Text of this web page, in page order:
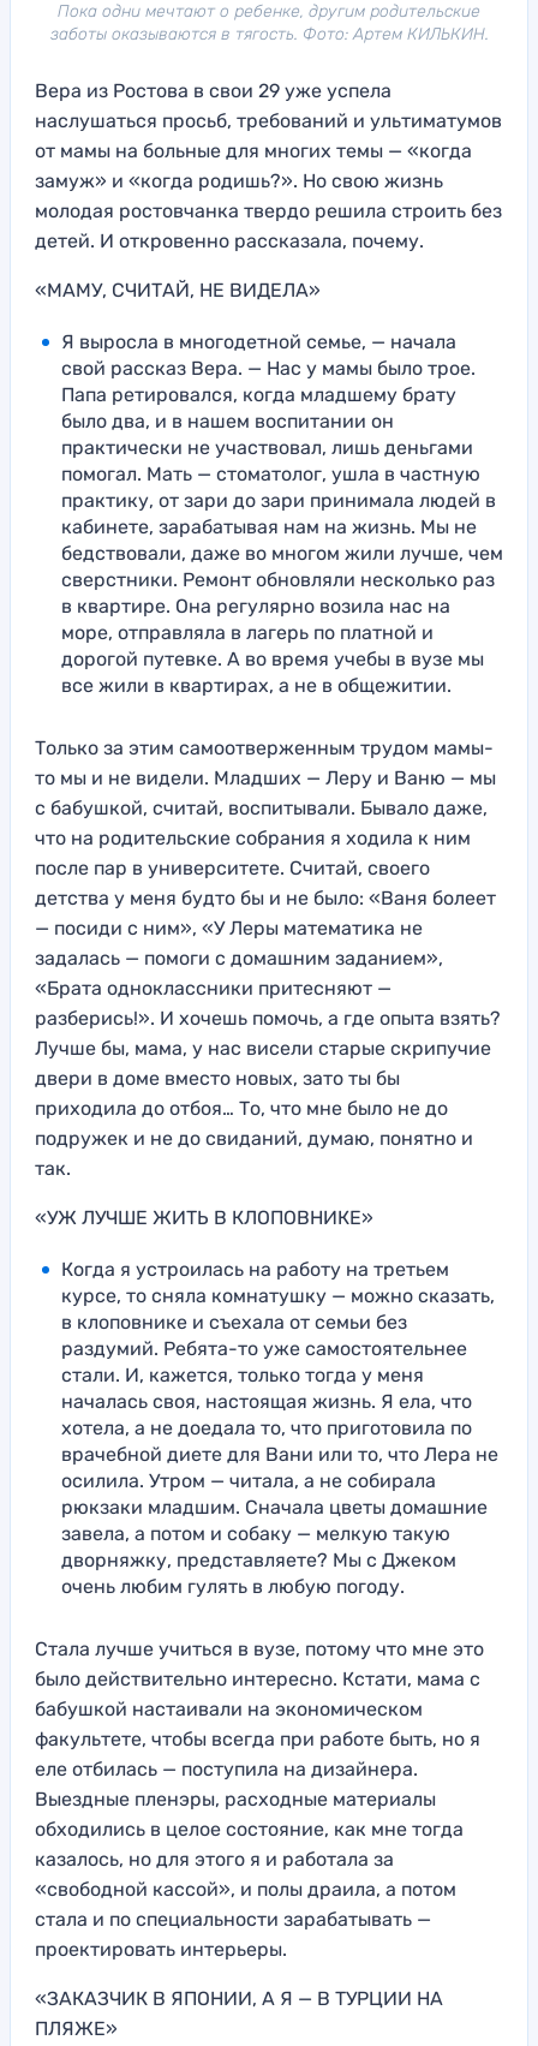
Пока одни мечтают о ребенке, другим родительские
заботы оказываются в тягость. Фото: Артем КИЛЬКИН.
Вера из Ростова в свои 29 уже успела
наслушаться просьб, требований и ультиматумов
от мамы на больные для многих темы — «когда
замуж» и «когда родишь?». Но свою жизнь
молодая ростовчанка твердо решила строить без
детей. И откровенно рассказала, почему.
«МАМУ, СЧИТАЙ, НЕ ВИДЕЛА»
Я выросла в многодетной семье, — начала
свой рассказ Вера. — Нас у мамы было трое.
Папа ретировался, когда младшему брату
было два, и в нашем воспитании он
практически не участвовал, лишь деньгами
помогал. Мать — стоматолог, ушла в частную
практику, от зари до зари принимала людей в
кабинете, зарабатывая нам на жизнь. Мы не
бедствовали, даже во многом жили лучше, чем
сверстники. Ремонт обновляли несколько раз
в квартире. Она регулярно возила нас на
море, отправляла в лагерь по платной и
дорогой путевке. А во время учебы в вузе мы
все жили в квартирах, а не в общежитии.
Только за этим самоотверженным трудом мамы-
то мы и не видели. Младших — Леру и Ваню — мы
с бабушкой, считай, воспитывали. Бывало даже,
что на родительские собрания я ходила к ним
после пар в университете. Считай, своего
детства у меня будто бы и не было: «Ваня болеет
— посиди с ним», «У Леры математика не
задалась — помоги с домашним заданием»,
«Брата одноклассники притесняют —
разберись!». И хочешь помочь, а где опыта взять?
Лучше бы, мама, у нас висели старые скрипучие
двери в доме вместо новых, зато ты бы
приходила до отбоя… То, что мне было не до
подружек и не до свиданий, думаю, понятно и
так.
«УЖ ЛУЧШЕ ЖИТЬ В КЛОПОВНИКЕ»
Когда я устроилась на работу на третьем
курсе, то сняла комнатушку — можно сказать,
в клоповнике и съехала от семьи без
раздумий. Ребята-то уже самостоятельнее
стали. И, кажется, только тогда у меня
началась своя, настоящая жизнь. Я ела, что
хотела, а не доедала то, что приготовила по
врачебной диете для Вани или то, что Лера не
осилила. Утром — читала, а не собирала
рюкзаки младшим. Сначала цветы домашние
завела, а потом и собаку — мелкую такую
дворняжку, представляете? Мы с Джеком
очень любим гулять в любую погоду.
Стала лучше учиться в вузе, потому что мне это
было действительно интересно. Кстати, мама с
бабушкой настаивали на экономическом
факультете, чтобы всегда при работе быть, но я
еле отбилась — поступила на дизайнера.
Выездные пленэры, расходные материалы
обходились в целое состояние, как мне тогда
казалось, но для этого я и работала за
«свободной кассой», и полы драила, а потом
стала и по специальности зарабатывать —
проектировать интерьеры.
«ЗАКАЗЧИК В ЯПОНИИ, А Я — В ТУРЦИИ НА
ПЛЯЖЕ»